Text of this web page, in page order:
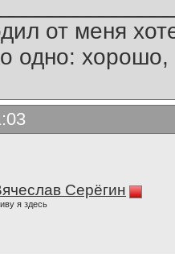
от меня
одно:
Серёгин
я здесь